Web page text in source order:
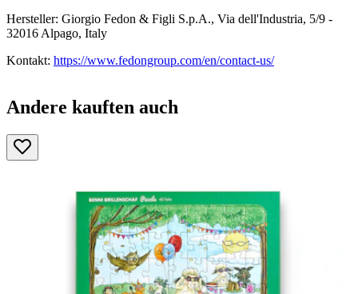
Hersteller: Giorgio Fedon & Figli S.p.A., Via dell'Industria, 5/9 -
32016 Alpago, Italy
Kontakt: https://www.fedongroup.com/en/contact-us/
Andere kauften auch